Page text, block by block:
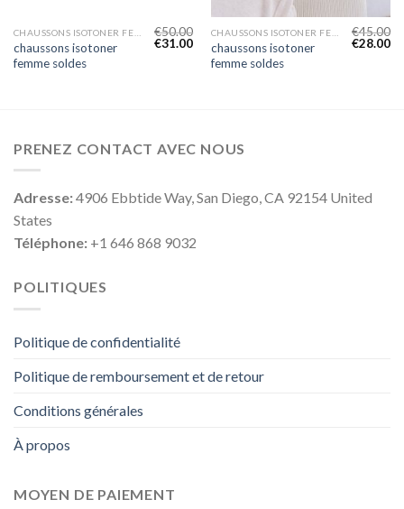
chaussons isotoner
femme soldes
€50.00
€31.00
chaussons isotoner
femme soldes
€45.00
€28.00
PRENEZ CONTACT AVEC NOUS
Adresse:4906 Ebbtide Way, San Diego, CA 92154 United
States
Téléphone: +1 646 868 9032
POLITIQUES
Politique de confidentialité
Politique de remboursement et de retour
Conditions générales
À propos
MOYEN DE PAIEMENT